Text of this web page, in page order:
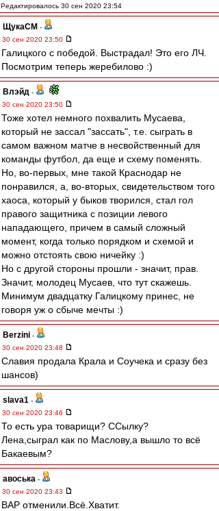
Редактировалось 30 сен 2020 23:54
ЩукаСМ -
30 сен 2020 23:50
Галицкого с победой. Выстрадал! Это его ЛЧ.
Посмотрим теперь жеребилово :)
Влэйд -
30 сен 2020 23:50
Тоже хотел немного похвалить Мусаева,
который не зассал "зассать", т.е. сыграть в
самом важном матче в несвойственный для
команды футбол, да еще и схему поменять.
Но, во-первых, мне такой Краснодар не
понравился, а, во-вторых, свидетельством того
хаоса, который у быков творился, стал гол
правого защитника с позиции левого
нападающего, причем в самый сложный
момент, когда только порядком и схемой и
можно отстоять свою ничейку :)
Но с другой стороны прошли - значит, прав.
Значит, молодец Мусаев, что тут скажешь.
Минимум двадцатку Галицкому принес, не
говоря уж о сбыче мечты :)
Berzini -
30 сен 2020 23:48
Славия продала Крала и Соучека и сразу без
шансов)
slava1 -
30 сен 2020 23:46
То есть ура товарищи? ССылкy?
Лена,сыграл как по Маслову,а вышло то всё
Бакаевым?
авоська -
30 сен 2020 23:43
ВАР отменили.Всё.Хватит.